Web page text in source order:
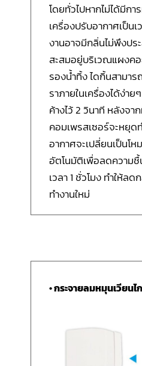
โดยทั่วไปหากไม่ได้มีกา
เครื่องปรับอากาศเป็นเ
งานอาจมีกลิ่นไม่พึงปร
สะสมอยู่บริเวณแผงค
รองน้ำทิ้ง ไดกิ้นสามา
ราภายในเครื่องได้ง่า
ค้างไว้ 2 วินาที หลังจ
คอมเพรสเซอร์จะหยุด
อากาศจะเปลี่ยนเป็นโ
อัตโนมัติเพื่อลดความชื้
เวลา 1 ชั่วโมง ทำให้ล
ทำงานใหม่
• กระจายลมหมุนเวียน